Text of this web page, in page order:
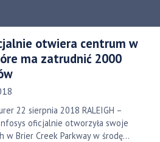
otwiera centrum w
ma zatrudnić 2000
22 sierpnia 2018 RALEIGH –
oficjalnie otworzyła swoje
w Brier Creek Parkway w środę…